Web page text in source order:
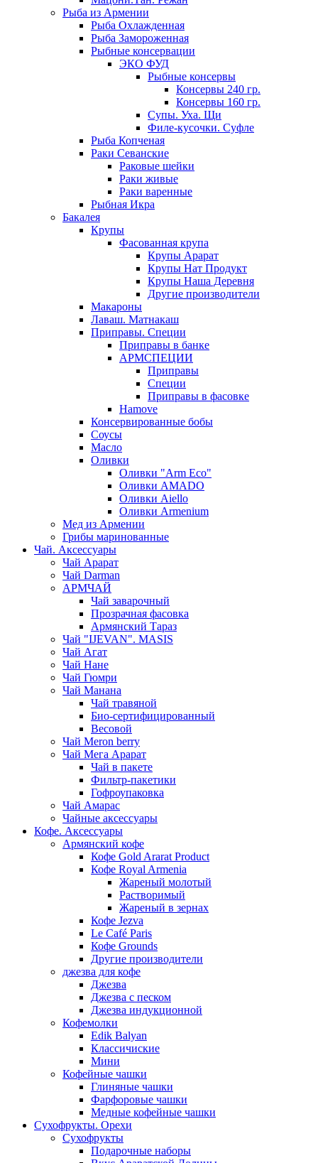
Рыба из Армении
Рыба Охлажденная
Рыба Замороженная
Рыбные консервации
ЭКО ФУД
Рыбные консервы
Консервы 240 гр.
Консервы 160 гр.
Супы. Уха. Щи
Филе-кусочки. Суфле
Рыба Копченая
Раки Севанские
Раковые шейки
Раки живые
Раки варенные
Рыбная Икра
Бакалея
Крупы
Фасованная крупа
Крупы Арарат
Крупы Нат Продукт
Крупы Наша Деревня
Другие производители
Макароны
Лаваш. Матнакаш
Приправы. Специи
Приправы в банке
АРМСПЕЦИИ
Приправы
Специи
Приправы в фасовке
Hamove
Консервированные бобы
Соусы
Масло
Оливки
Оливки "Arm Eco"
Оливки AMADO
Оливки Aiello
Оливки Armenium
Мед из Армении
Грибы маринованные
Чай. Аксессуары
Чай Арарат
Чай Darman
АРМЧАЙ
Чай заварочный
Прозрачная фасовка
Армянский Тараз
Чай "IJEVAN". MASIS
Чай Агат
Чай Нане
Чай Гюмри
Чай Манана
Чай травяной
Био-сертифицированный
Весовой
Чай Meron berry
Чай Мега Арарат
Чай в пакете
Фильтр-пакетики
Гофроупаковка
Чай Амарас
Чайные аксессуары
Кофе. Аксессуары
Армянский кофе
Кофе Gold Ararat Product
Кофе Royal Armenia
Жареный молотый
Растворимый
Жареный в зернах
Кофе Jezva
Le Café Paris
Кофе Grounds
Другие производители
джезва для кофе
Джезва
Джезва с песком
Джезва индукционной
Кофемолки
Edik Balyan
Классичиские
Мини
Кофейные чашки
Глиняные чашки
Фарфоровые чашки
Медные кофейные чашки
Сухофрукты. Орехи
Сухофрукты
Подарочные наборы